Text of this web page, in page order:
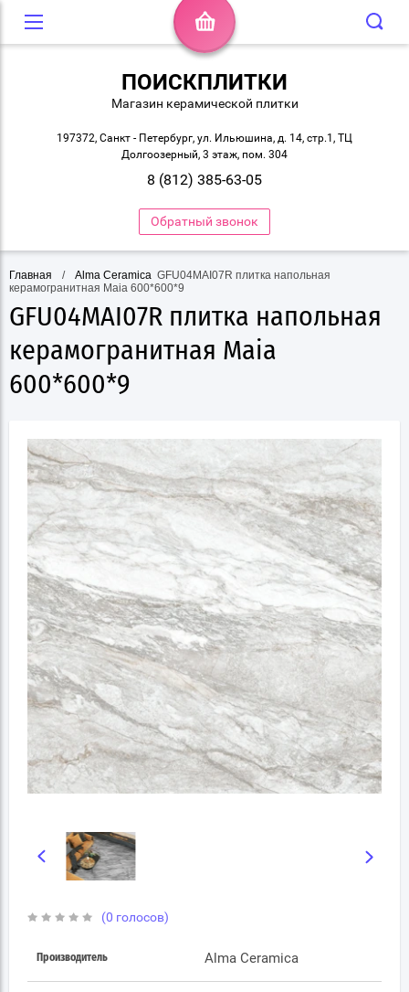
ПОИСКПЛИТКИ
Магазин керамической плитки
197372, Санкт - Петербург, ул. Ильюшина, д. 14, стр.1, ТЦ
Долгоозерный, 3 этаж, пом. 304
8 (812) 385-63-05
Обратный звонок
Главная / Alma Ceramica GFU04MAI07R плитка напольная
керамогранитная Maia 600*600*9
GFU04MAI07R плитка напольная
керамогранитная Maia
600*600*9
(0 голосов)
Производитель Alma Ceramica